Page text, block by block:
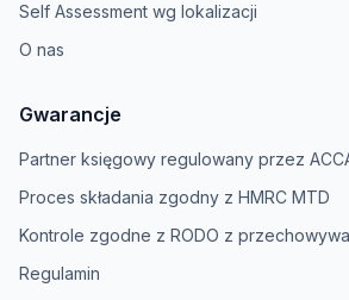
Self Assessment wg lokalizacji
O nas
Gwarancje
Partner księgowy regulowany przez
Proces składania zgodny z HMRC MTD
Kontrole zgodne z RODO z
Regulamin